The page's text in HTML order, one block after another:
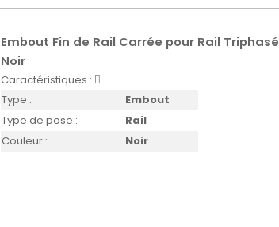
Embout Fin de Rail Carrée pour Rail Triphasé
Noir
Caractéristiques :
Type :
Embout
Type de pose :
Rail
Couleur :
Noir